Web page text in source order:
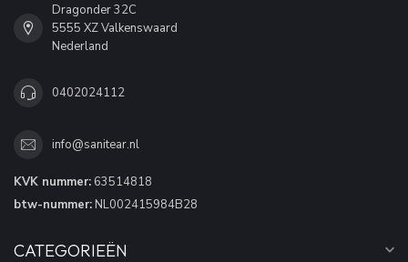
Dragonder 32C
5555 XZ Valkenswaard
Nederland
0402024112
info@sanitear.nl
KVK nummer: 63514818
btw-nummer: NL002415984B28
CATEGORIEËN